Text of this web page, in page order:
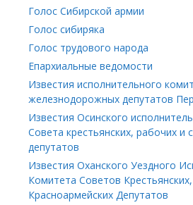
Голос Сибирской армии
Голос сибиряка
Голос трудового народа
Епархиальные ведомости
Известия исполнительного
железнодорожных депутатов
Известия Осинского
Совета крестьянских, рабочих и
депутатов
Известия Оханского Уездного
Комитета Советов
Красноармейских Депутатов